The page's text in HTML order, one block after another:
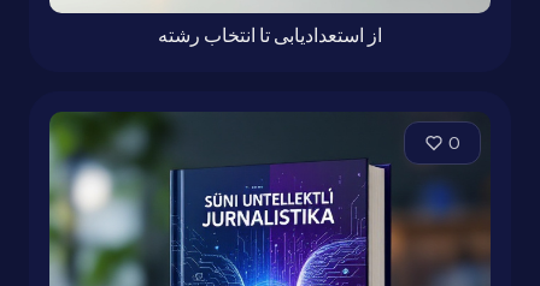
از استعدادیابی تا انتخاب رشته
0